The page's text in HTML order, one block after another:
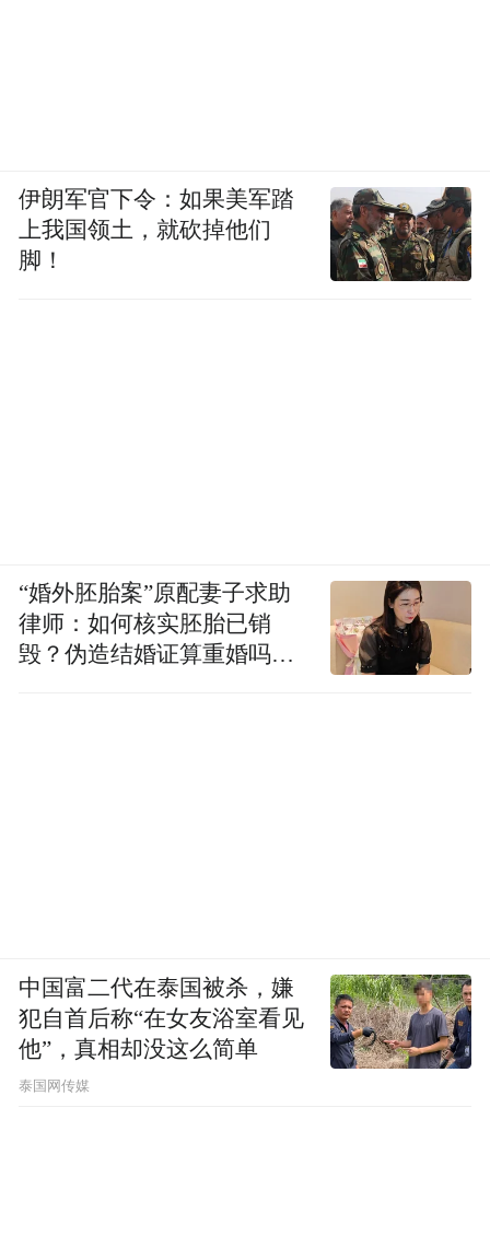
伊朗军官下令：如果美军踏
上我国领土，就砍掉他们
脚！
“婚外胚胎案”原配妻子求助
律师：如何核实胚胎已销
毁？伪造结婚证算重婚吗？
中国富二代在泰国被杀，嫌
犯自首后称“在女友浴室看见
他”，真相却没这么简单
泰国网传媒